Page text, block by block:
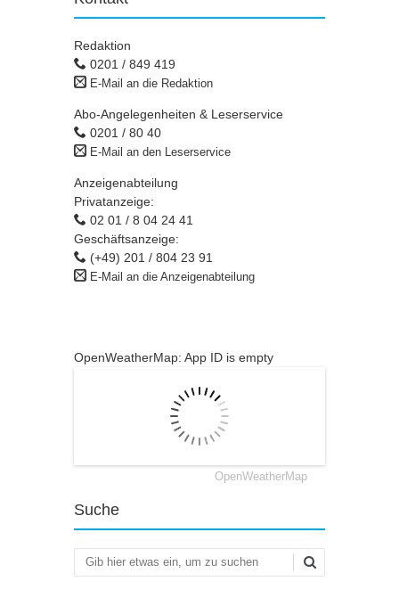
Redaktion
0201 / 849 419
E-Mail an die Redaktion
Abo-Angelegenheiten & Leserservice
0201 / 80 40
E-Mail an den Leserservice
Anzeigenabteilung
Privatanzeige:
02 01 / 8 04 24 41
Geschäftsanzeige:
(+49) 201 / 804 23 91
E-Mail an die Anzeigenabteilung
OpenWeatherMap: App ID is empty
OpenWeatherMap
Suche
Suchen